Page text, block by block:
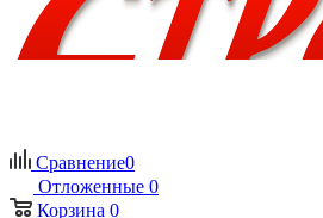
Сравнение0
Отложенные 0
Корзина 0